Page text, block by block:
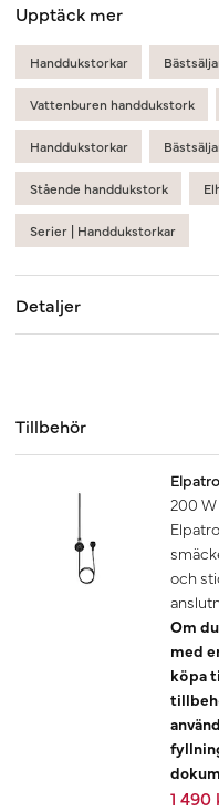
Upptäck mer
Handdukstorkar
Vattenburen handdukstork
Handdukstorkar
Stående handdukstork
Serier | Handdukstorkar
Detaljer
Tillbehör
200 W
och
Om
med
köpa
1 490